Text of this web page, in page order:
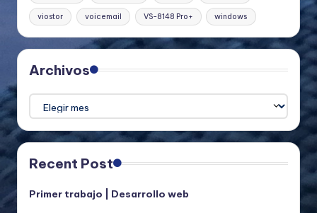
viostor voicemail VS-8148 Pro+ windows
Archivos
Recent Post
Primer trabajo | Desarrollo web